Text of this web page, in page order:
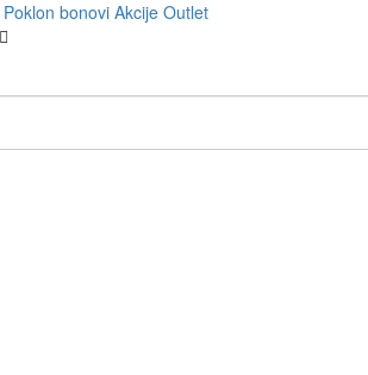
Poklon bonovi Akcije Outlet